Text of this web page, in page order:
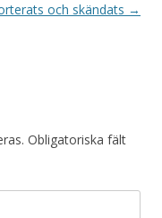
och skändats →
Obligatoriska fält